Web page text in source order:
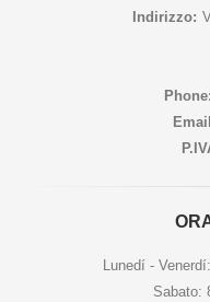
Indirizzo:
Phone:
Lunedí -
Sabato: